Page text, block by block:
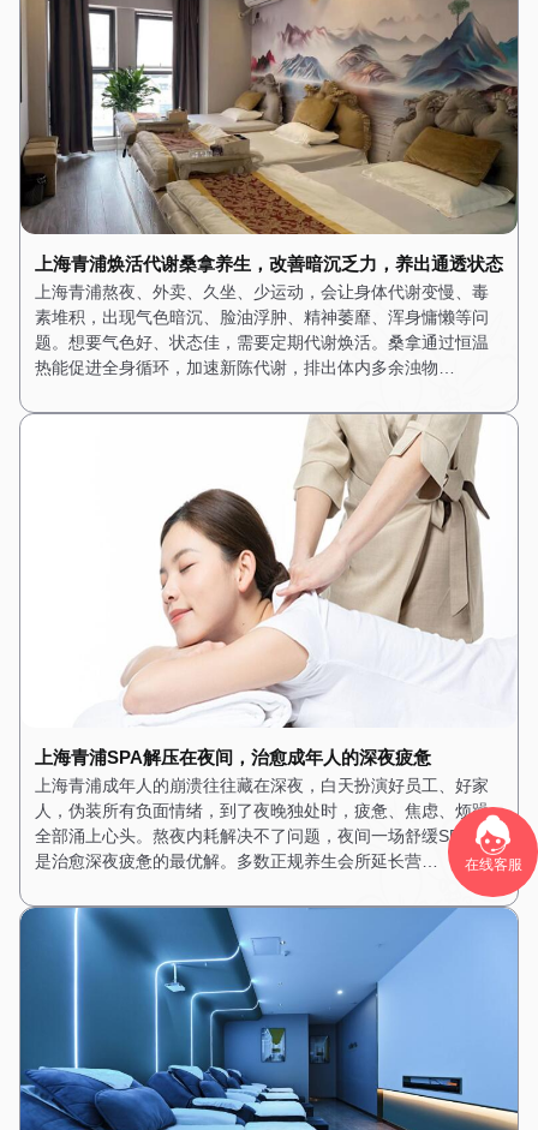
在线客服
上海青浦焕活代谢桑拿养生，改善暗沉乏力，养出通透状态
上海青浦熬夜、外卖、久坐、少运动，会让身体代谢变慢、毒
素堆积，出现气色暗沉、脸油浮肿、精神萎靡、浑身慵懒等问
题。想要气色好、状态佳，需要定期代谢焕活。桑拿通过恒温
热能促进全身循环，加速新陈代谢，排出体内多余浊物…
上海青浦SPA解压在夜间，治愈成年人的深夜疲惫
上海青浦成年人的崩溃往往藏在深夜，白天扮演好员工、好家
人，伪装所有负面情绪，到了夜晚独处时，疲惫、焦虑、烦躁
全部涌上心头。熬夜内耗解决不了问题，夜间一场舒缓SPA，才
是治愈深夜疲惫的最优解。多数正规养生会所延长营…